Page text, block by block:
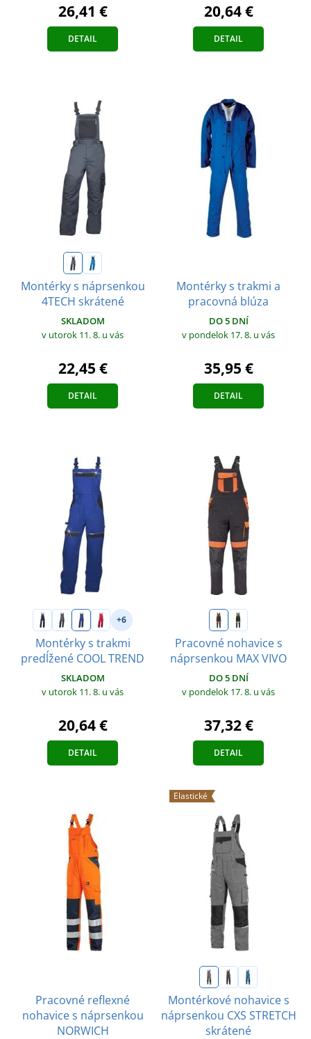
26,41 €
DETAIL
20,64 €
DETAIL
Montérky s náprsenkou
4TECH skrátené
SKLADOM
v utorok 11. 8. u vás
22,45 €
DETAIL
Montérky s trakmi a
pracovná blúza
DO 5 DNÍ
v pondelok 17. 8. u vás
35,95 €
DETAIL
+6
Montérky s trakmi
predĺžené COOL TREND
SKLADOM
v utorok 11. 8. u vás
20,64 €
DETAIL
Pracovné nohavice s
náprsenkou MAX VIVO
DO 5 DNÍ
v pondelok 17. 8. u vás
37,32 €
DETAIL
Pracovné reflexné
nohavice s náprsenkou
NORWICH
Elastické
Montérkové nohavice s
náprsenkou CXS STRETCH
skrátené